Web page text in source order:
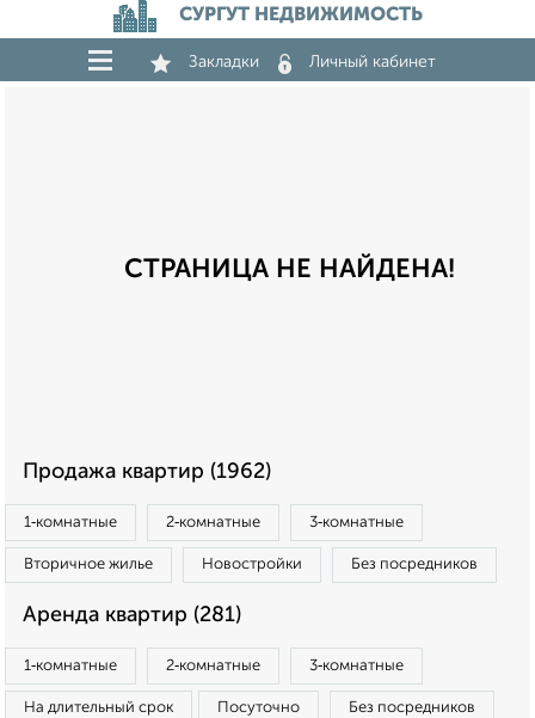
СУРГУТ НЕДВИЖИМОСТЬ
Закладки Личный кабинет
СТРАНИЦА НЕ НАЙДЕНА!
Продажа квартир (1962)
1‑комнатные 2‑комнатные 3‑комнатные
Вторичное жилье Новостройки Без посредников
Аренда квартир (281)
1‑комнатные 2‑комнатные 3‑комнатные
На длительный срок Посуточно Без посредников